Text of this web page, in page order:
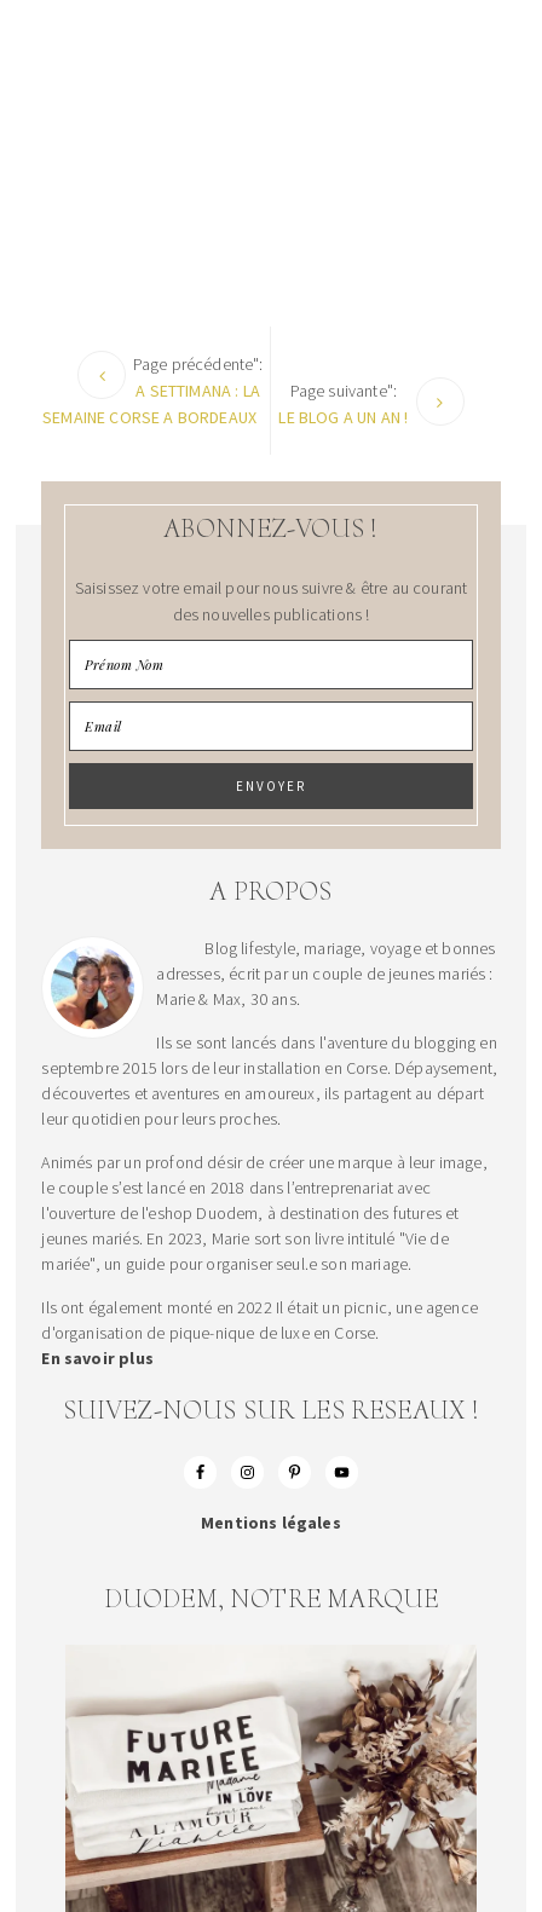
Page précédente":
A SETTIMANA : LA
SEMAINE CORSE A BORDEAUX
Page suivante":
LE BLOG A UN AN !
ABONNEZ-VOUS !
Saisissez votre email pour nous suivre & être au courant
des nouvelles publications !
A PROPOS
Blog lifestyle, mariage, voyage et bonnes
adresses, écrit par un couple de jeunes mariés :
Marie & Max, 30 ans.
Ils se sont lancés dans l'aventure du blogging en
septembre 2015 lors de leur installation en Corse. Dépaysement,
découvertes et aventures en amoureux, ils partagent au départ
leur quotidien pour leurs proches.
Animés par un profond désir de créer une marque à leur image,
le couple s’est lancé en 2018 dans l’entreprenariat avec
l'ouverture de l'eshop Duodem, à destination des futures et
jeunes mariés. En 2023, Marie sort son livre intitulé "Vie de
mariée", un guide pour organiser seul.e son mariage.
Ils ont également monté en 2022 Il était un picnic, une agence
d'organisation de pique-nique de luxe en Corse.
En savoir plus
SUIVEZ-NOUS SUR LES RESEAUX !
Mentions légales
DUODEM, NOTRE MARQUE